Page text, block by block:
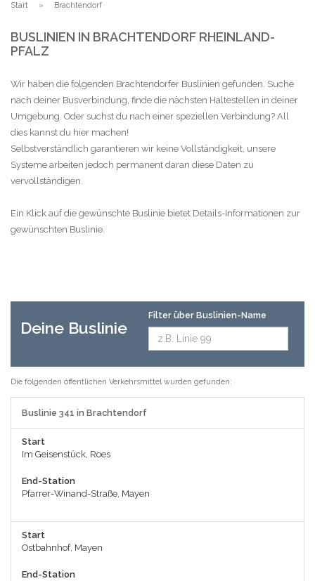
Start Brachtendorf
BUSLINIEN IN BRACHTENDORF RHEINLAND-
PFALZ
Wir haben die folgenden Brachtendorfer Buslinien gefunden. Suche
nach deiner Busverbindung, finde die nächsten Haltestellen in deiner
Umgebung. Oder suchst du nach einer speziellen Verbindung? All
dies kannst du hier machen!
Selbstverständlich garantieren wir keine Vollständigkeit, unsere
Systeme arbeiten jedoch permanent daran diese Daten zu
vervollständigen.
Ein Klick auf die gewünschte Buslinie bietet Details-Informationen zur
gewünschten Buslinie.
Deine Buslinie
Filter über Buslinien-Name
Die folgenden öffentlichen Verkehrsmittel wurden gefunden:
Buslinie 341 in Brachtendorf
Start
Im Geisenstück, Roes
End-Station
Pfarrer-Winand-Straße, Mayen
Start
Ostbahnhof, Mayen
End-Station